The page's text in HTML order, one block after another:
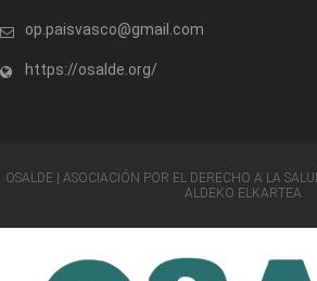
op.paisvasco@gmail.com
https://osalde.org/
OSALDE | ASOCIACIÓN POR EL DERECHO A LA
ALDEKO ELKARTEA